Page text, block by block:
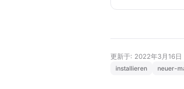
更新于: 2022年3月16日
installieren neuer-